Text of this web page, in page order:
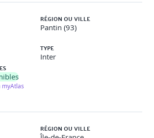
la marque employeur pour
talents IA ?
efficacement au sujet de l’IA
?
l’emploi de l’IA dans mon secteur ?
problèmes éthiques de l’IA
globaux allouer ?
nationale ?
RÉGION OU VILLE
Pantin (93)
TYPE
Inter
myAtlas
RÉGION OU VILLE